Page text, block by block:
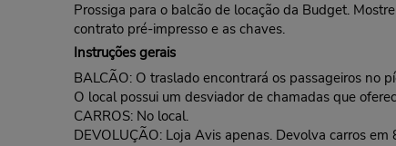
Prossiga para o balcão de locação da Budget.
contrato pré-impresso e as chaves.
Instruções gerais
BALCÃO: O traslado encontrará os passageiros no
O local possui um desviador de chamadas que
CARROS: No local.
DEVOLUÇÃO: Loja Avis apenas. Devolva carros